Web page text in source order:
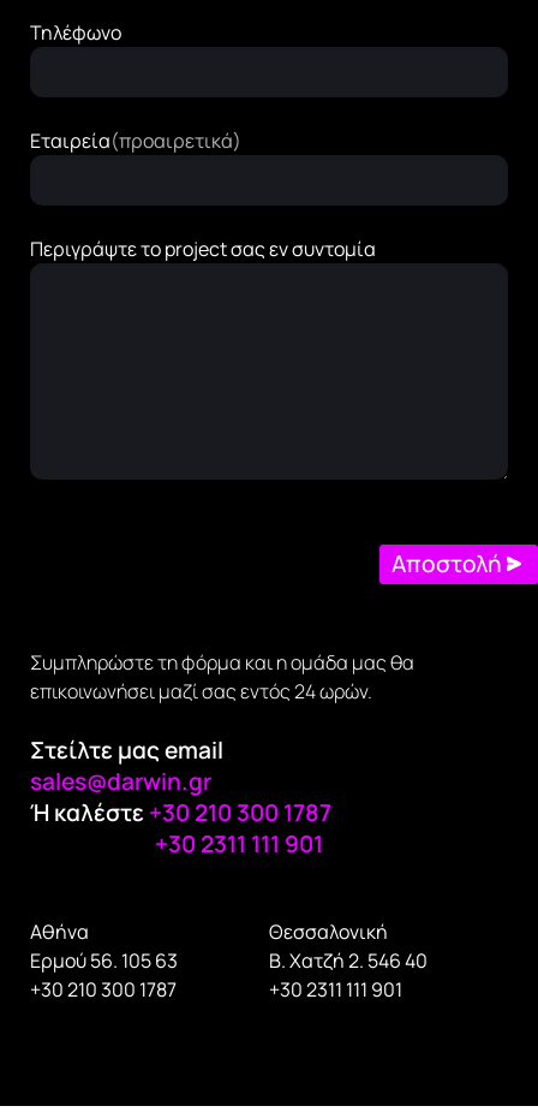
Συμπληρώστε τη φόρμα και η ομάδα μας θα
επικοινωνήσει μαζί σας εντός 24 ωρών.
Στείλτε μας email
sales@darwin.gr
Ή καλέστε+30 210 300 1787
+30 2311 111 901
Αθήνα
Ερμού 56. 105 63
+30 210 300 1787
Θεσσαλονική
Β. Χατζή 2. 546 40
+30 2311 111 901
Τηλέφωνο
Εταιρεία(προαιρετικά)
Περιγράψτε το project σας εν συντομία
Αποστολή